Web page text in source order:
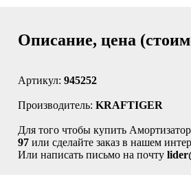
Описание, цена
Артикул: 945252
Производитель: KRAFTIGER
Для того чтобы купить
97 или сделайте заказ в нашем
Или написать письмо на почту